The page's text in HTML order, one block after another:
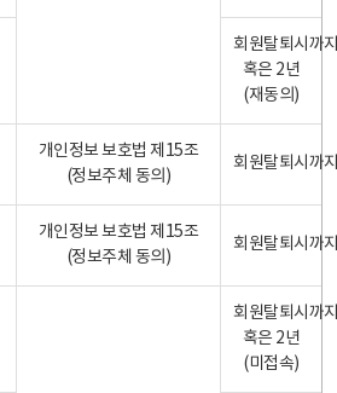
회원탈퇴시까
혹은 2년
(재동의)
개인정보 보호법 제15조
(정보주체 동의)
회원탈퇴시까
개인정보 보호법 제15조
(정보주체 동의)
회원탈퇴시까
회원탈퇴시까
혹은 2년
(미접속)